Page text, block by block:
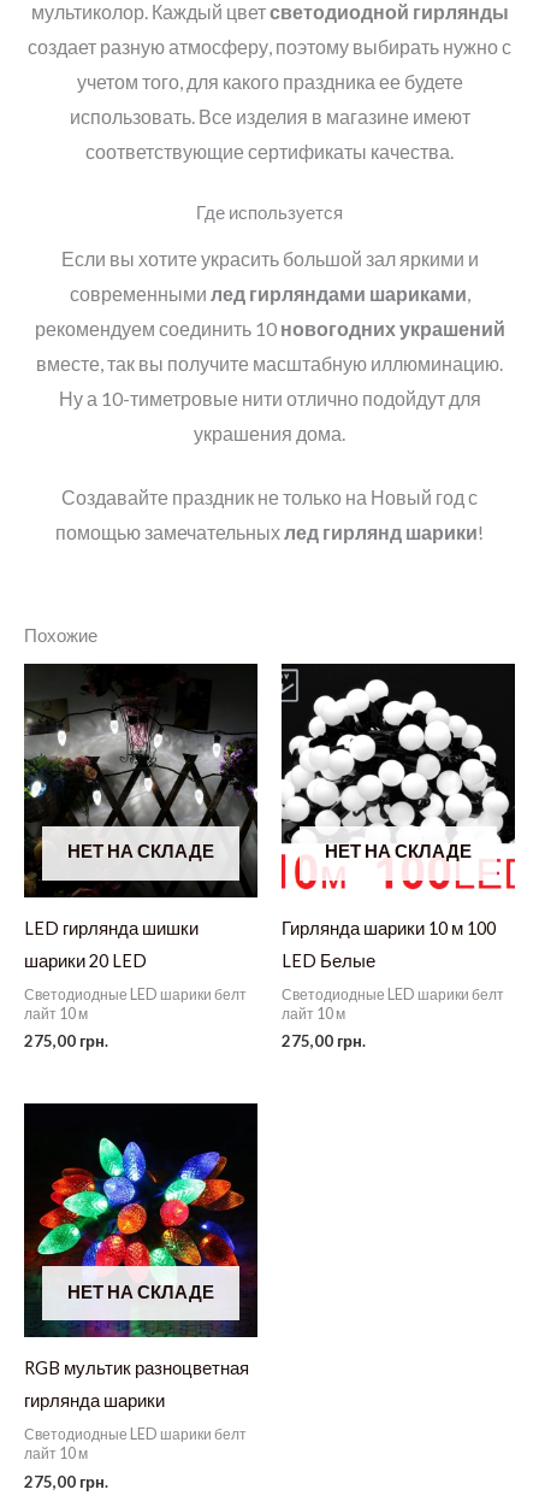
мультиколор. Каждый цветсветодиодной гирлянды
создает разную атмосферу, поэтому выбирать нужно с
учетом того, для какого праздника ее будете
использовать. Все изделия в магазине имеют
соответствующие сертификаты качества.
Где используется
Если вы хотите украсить большой зал яркими и
современными лед гирляндами шариками,
рекомендуем соединить 10 новогодних украшений
вместе, так вы получите масштабную иллюминацию.
Ну а 10-тиметровые нити отлично подойдут для
украшения дома.
Создавайте праздник не только на Новый год с
помощью замечательных лед гирлянд шарики!
Похожие
НЕТ НА СКЛАДЕ
LED гирлянда шишки
шарики 20 LED
Светодиодные LED шарики белт
лайт 10 м
275,00 грн.
НЕТ НА СКЛАДЕ
Гирлянда шарики 10 м 100
LED Белые
Светодиодные LED шарики белт
лайт 10 м
275,00 грн.
НЕТ НА СКЛАДЕ
RGB мультик разноцветная
гирлянда шарики
Светодиодные LED шарики белт
лайт 10 м
275,00 грн.